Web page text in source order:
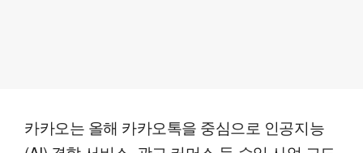
카카오는 올해 카카오톡을 중심으로 인공지능